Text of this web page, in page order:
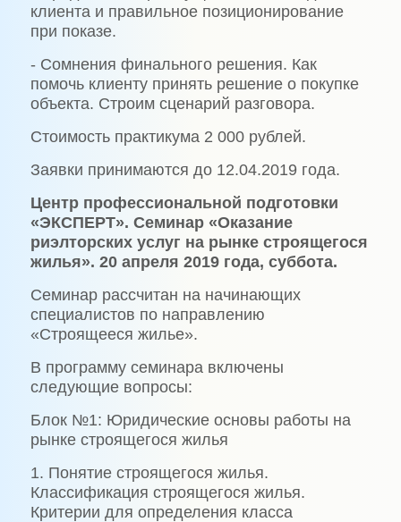
клиента и правильное позиционирование
при показе.
- Сомнения финального решения. Как
помочь клиенту принять решение о покупке
объекта. Строим сценарий разговора.
Стоимость практикума 2 000 рублей.
Заявки принимаются до 12.04.2019 года.
Центр профессиональной подготовки
«ЭКСПЕРТ». Семинар «Оказание
риэлторских услуг на рынке строящегося
жилья». 20 апреля 2019 года, суббота.
Семинар рассчитан на начинающих
специалистов по направлению
«Строящееся жилье».
В программу семинара включены
следующие вопросы:
Блок №1: Юридические основы работы на
рынке строящегося жилья
1. Понятие строящегося жилья.
Классификация строящегося жилья.
Критерии для определения класса